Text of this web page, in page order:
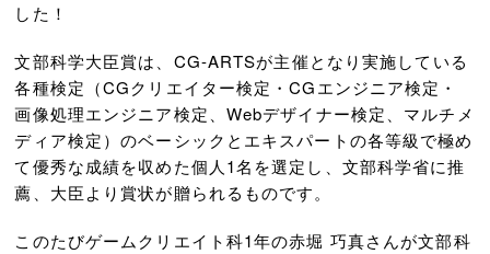
した！
文部科学大臣賞は、CG-ARTSが主催となり実施している
各種検定（CGクリエイター検定・CGエンジニア検定・
画像処理エンジニア検定、Webデザイナー検定、マルチメ
ディア検定）のベーシックとエキスパートの各等級で極め
て優秀な成績を収めた個人1名を選定し、文部科学省に推
薦、大臣より賞状が贈られるものです。
このたびゲームクリエイト科1年の赤堀 巧真さんが文部科